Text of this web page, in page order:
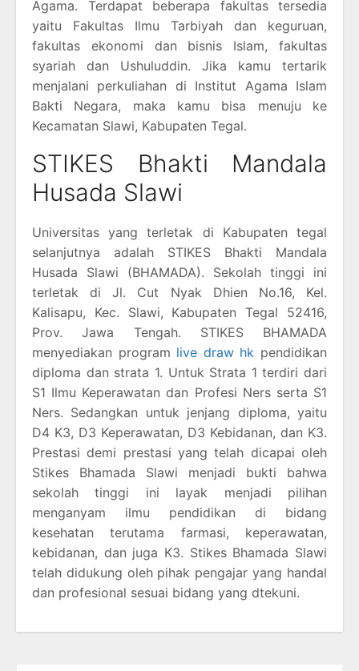
Agama. Terdapat beberapa fakultas tersedia
yaitu Fakultas Ilmu Tarbiyah dan keguruan,
fakultas ekonomi dan bisnis Islam, fakultas
syariah dan Ushuluddin. Jika kamu tertarik
menjalani perkuliahan di Institut Agama Islam
Bakti Negara, maka kamu bisa menuju ke
Kecamatan Slawi, Kabupaten Tegal.
STIKES Bhakti Mandala
Husada Slawi
Universitas yang terletak di Kabupaten tegal
selanjutnya adalah STIKES Bhakti Mandala
Husada Slawi (BHAMADA). Sekolah tinggi ini
terletak di Jl. Cut Nyak Dhien No.16, Kel.
Kalisapu, Kec. Slawi, Kabupaten Tegal 52416,
Prov. Jawa Tengah. STIKES BHAMADA
menyediakan program live draw hk pendidikan
diploma dan strata 1. Untuk Strata 1 terdiri dari
S1 Ilmu Keperawatan dan Profesi Ners serta S1
Ners. Sedangkan untuk jenjang diploma, yaitu
D4 K3, D3 Keperawatan, D3 Kebidanan, dan K3.
Prestasi demi prestasi yang telah dicapai oleh
Stikes Bhamada Slawi menjadi bukti bahwa
sekolah tinggi ini layak menjadi pilihan
menganyam ilmu pendidikan di bidang
kesehatan terutama farmasi, keperawatan,
kebidanan, dan juga K3. Stikes Bhamada Slawi
telah didukung oleh pihak pengajar yang handal
dan profesional sesuai bidang yang dtekuni.